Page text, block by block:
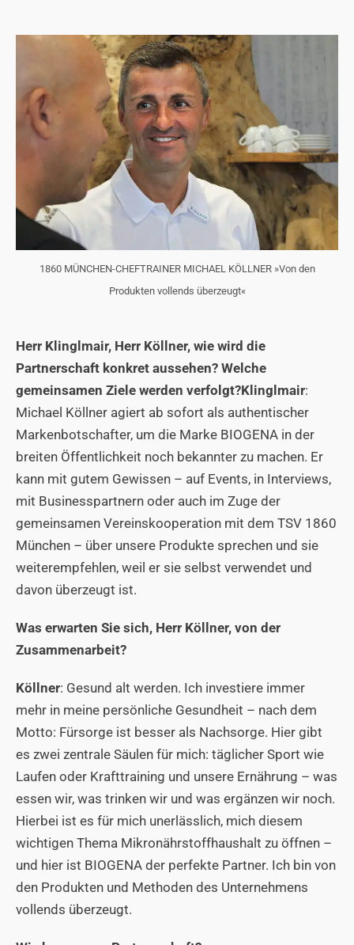
1860 MÜNCHEN-CHEFTRAINER MICHAEL KÖLLNER »Von den
Produkten vollends überzeugt«
Herr Klinglmair, Herr Köllner, wie wird die
Partnerschaft konkret aussehen? Welche
gemeinsamen Ziele werden verfolgt?Klinglmair:
Michael Köllner agiert ab sofort als authentischer
Markenbotschafter, um die Marke BIOGENA in der
breiten Öffentlichkeit noch bekannter zu machen. Er
kann mit gutem Gewissen – auf Events, in Interviews,
mit Businesspartnern oder auch im Zuge der
gemeinsamen Vereinskooperation mit dem TSV 1860
München – über unsere Produkte sprechen und sie
weiterempfehlen, weil er sie selbst verwendet und
davon überzeugt ist.
Was erwarten Sie sich, Herr Köllner, von der
Zusammenarbeit?
Köllner: Gesund alt werden. Ich investiere immer
mehr in meine persönliche Gesundheit – nach dem
Motto: Fürsorge ist besser als Nachsorge. Hier gibt
es zwei zentrale Säulen für mich: täglicher Sport wie
Laufen oder Krafttraining und unsere Ernährung – was
essen wir, was trinken wir und was ergänzen wir noch.
Hierbei ist es für mich unerlässlich, mich diesem
wichtigen Thema Mikronährstoffhaushalt zu öffnen –
und hier ist BIOGENA der perfekte Partner. Ich bin von
den Produkten und Methoden des Unternehmens
vollends überzeugt.